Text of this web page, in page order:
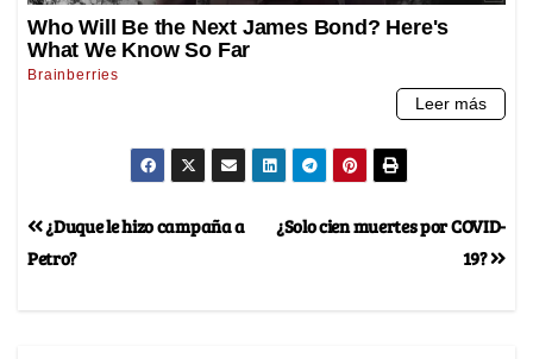
¿Solo cien muertes por COVID-
19?
¿Duque le hizo campaña a
Petro?